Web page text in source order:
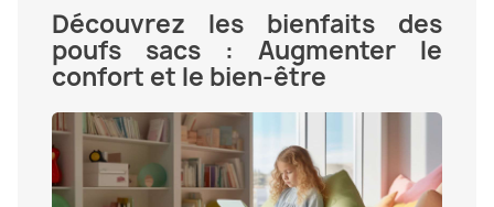
Découvrez les bienfaits des
poufs sacs : Augmenter le
confort et le bien-être